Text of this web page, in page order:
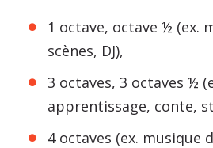
1 octave, octave ½ (ex.
scènes, DJ),
3 octaves, 3 octaves ½
apprentissage, conte,
4 octaves (ex. musique